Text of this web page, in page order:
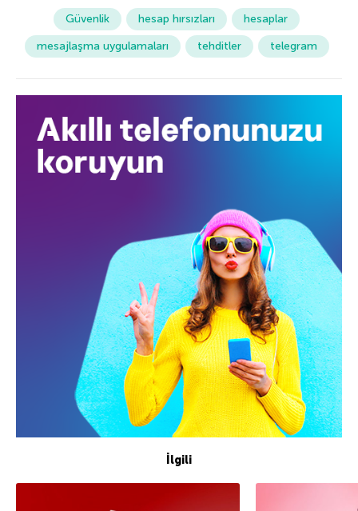
Güvenlik hesap hırsızları
hesaplar
mesajlaşma uygulamaları
tehditler telegram
İlgili